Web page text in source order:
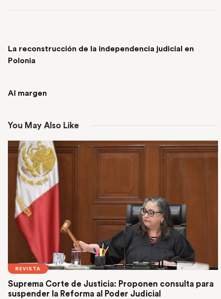
La reconstrucción de la independencia judicial en
Polonia
Al margen
You May Also Like
REVISTA
Suprema Corte de Justicia: Proponen consulta para
suspender la Reforma al Poder Judicial